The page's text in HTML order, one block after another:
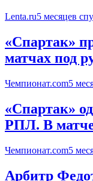
Lenta.ru5 месяцев
«Спартак»
матчах под
Чемпионат.com5
«Спартак»
РПЛ. В матче
Чемпионат.com5
Арбитр